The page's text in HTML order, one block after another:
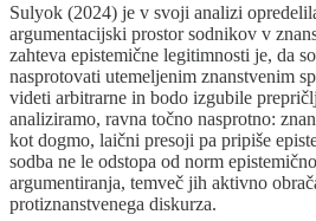
Sulyok (2024) je v svoji analizi
argumentacijski prostor sodnikov v
zahteva epistemične legitimnosti je, da
nasprotovati utemeljenim znanstvenim
videti arbitrarne in bodo izgubile
analiziramo, ravna točno nasprotno:
kot dogmo, laični presoji pa pripiše
sodba ne le odstopa od norm
argumentiranja, temveč jih aktivno
protiznanstvenega diskurza.